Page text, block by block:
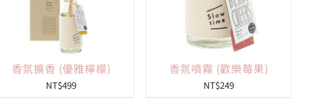
香氛擴香 (優雅檸檬)
NT$499
香氛噴霧 (歡樂莓果)
NT$249